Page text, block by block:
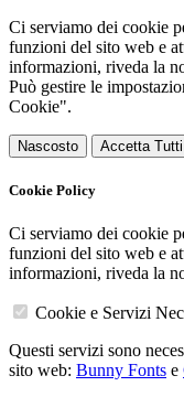
Ci serviamo dei cookie
funzioni del sito web e
informazioni, riveda la
Può gestire le
Cookie".
Nascosto Accetta Tutti
Cookie Policy
Ci serviamo dei cookie
funzioni del sito web e
informazioni, riveda la
Cookie e Servizi
Questi servizi sono
sito web: Bunny Fonts e